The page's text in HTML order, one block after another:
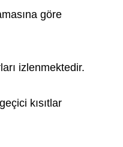
göre
izlenmektedir.
kısıtlar